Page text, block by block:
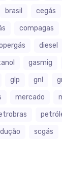
brasil cegás
compagas
diesel
gasmig
glp gnl
mercado
scgás